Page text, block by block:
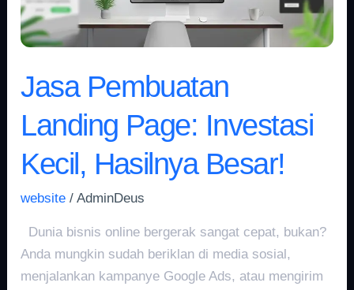
Jasa Pembuatan
Landing Page: Investasi
Kecil, Hasilnya Besar!
website /AdminDeus
Dunia bisnis online bergerak sangat cepat, bukan?
Anda mungkin sudah beriklan di media sosial,
menjalankan kampanye Google Ads, atau mengirim
Hasilnya
Besar!